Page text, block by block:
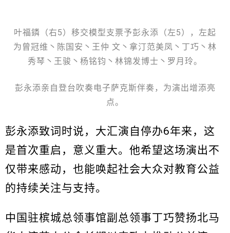
叶福鏻（右5）移交模型支票予彭永添（左5），左起
为曾冠维丶陈国安丶王仲 文丶拿汀范美凤丶丁巧丶林
秀琴丶王骏丶杨铭钧丶林锦发博士丶罗月玲。
彭永添亲自登台吹奏电子萨克斯伴奏，为演出增添亮
点。
彭永添致词时说，大汇演自停办6年来，这
是首次重启，意义重大。他希望这场演出不
仅带来感动，也能唤起社会大众对教育公益
的持续关注与支持。
中国驻槟城总领事馆副总领事丁巧赞扬北马